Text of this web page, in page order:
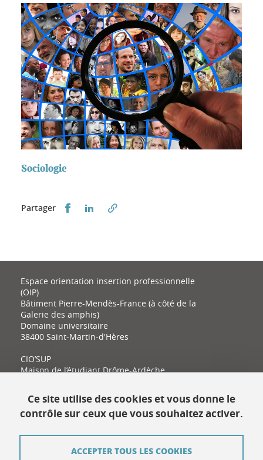
Sociologie
Partager Partager sur Facebook
Partager sur LinkedIn
Espace orientation insertion professionnelle
(OIP)
Bâtiment Pierre-Mendès-France (à côté de la
Galerie des amphis)
Domaine universitaire
38400 Saint-Martin-d'Hères
CIO’SUP
Maison de l’étudiant Drôme-Ardèche
26000 Valence
Contact
Ce site utilise des cookies et vous donne le
contrôle sur ceux que vous souhaitez activer.
ACCEPTER TOUS LES COOKIES